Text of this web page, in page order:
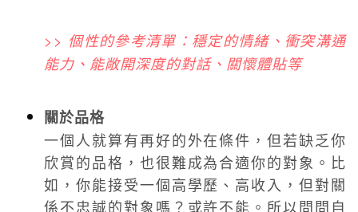
>> 個性的參考清單：穩定的情緒、衝突溝通
能力、能敞開深度的對話、關懷體貼等
關於品格
一個人就算有再好的外在條件，但若缺乏你
欣賞的品格，也很難成為合適你的對象。比
如，你能接受一個高學歷、高收入，但對關
係不忠誠的對象嗎？或許不能。所以問問自